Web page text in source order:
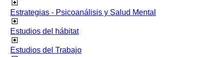
Estrategias - Psicoanálisis y Salud Mental
Estudios del hábitat
Estudios del Trabajo